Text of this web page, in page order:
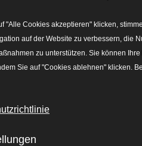
"Alle Cookies akzeptieren" klicken,
auf der Website zu verbessern, die
zu unterstützen. Sie können
Sie auf "Cookies ablehnen" klicken.